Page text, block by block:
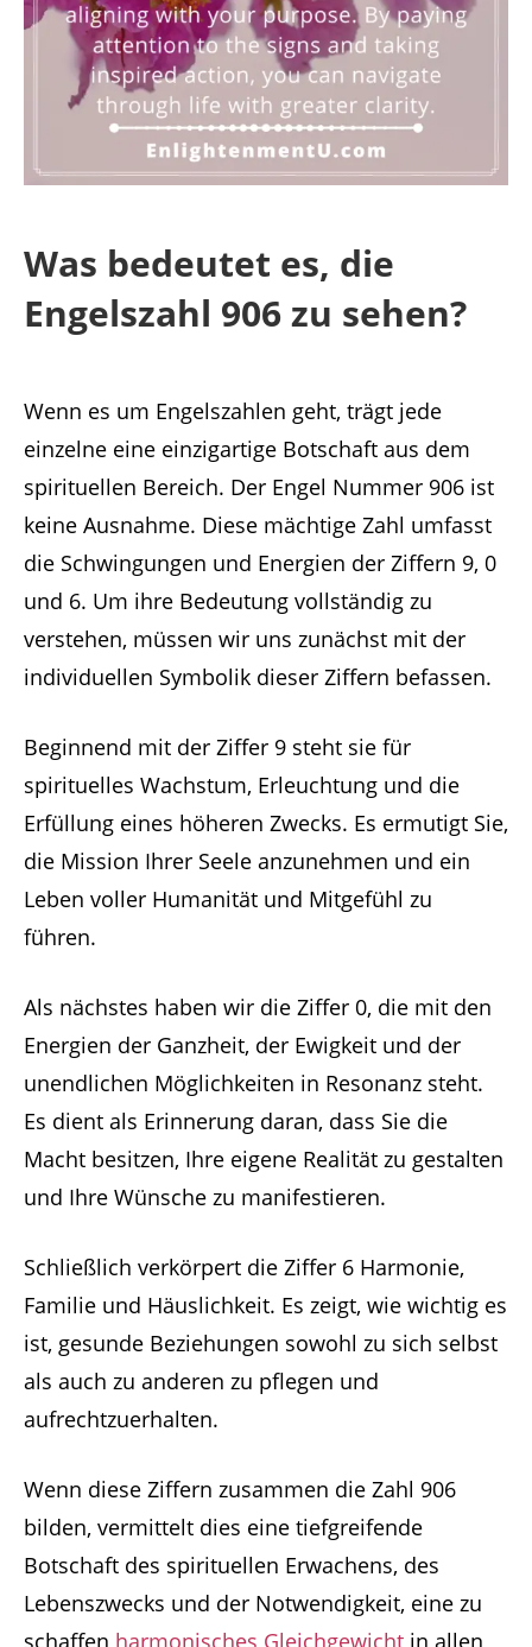
Was bedeutet es, die
Engelszahl 906 zu sehen?
Wenn es um Engelszahlen geht, trägt jede
einzelne eine einzigartige Botschaft aus dem
spirituellen Bereich. Der Engel Nummer 906 ist
keine Ausnahme. Diese mächtige Zahl umfasst
die Schwingungen und Energien der Ziffern 9, 0
und 6. Um ihre Bedeutung vollständig zu
verstehen, müssen wir uns zunächst mit der
individuellen Symbolik dieser Ziffern befassen.
Beginnend mit der Ziffer 9 steht sie für
spirituelles Wachstum, Erleuchtung und die
Erfüllung eines höheren Zwecks. Es ermutigt Sie,
die Mission Ihrer Seele anzunehmen und ein
Leben voller Humanität und Mitgefühl zu
führen.
Als nächstes haben wir die Ziffer 0, die mit den
Energien der Ganzheit, der Ewigkeit und der
unendlichen Möglichkeiten in Resonanz steht.
Es dient als Erinnerung daran, dass Sie die
Macht besitzen, Ihre eigene Realität zu gestalten
und Ihre Wünsche zu manifestieren.
Schließlich verkörpert die Ziffer 6 Harmonie,
Familie und Häuslichkeit. Es zeigt, wie wichtig es
ist, gesunde Beziehungen sowohl zu sich selbst
als auch zu anderen zu pflegen und
aufrechtzuerhalten.
Wenn diese Ziffern zusammen die Zahl 906
bilden, vermittelt dies eine tiefgreifende
Botschaft des spirituellen Erwachens, des
Lebenszwecks und der Notwendigkeit, eine zu
schaffen harmonisches Gleichgewicht in allen